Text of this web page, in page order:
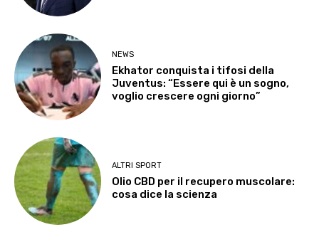
NEWS
Ekhator conquista i tifosi della
Juventus: “Essere qui è un sogno,
voglio crescere ogni giorno”
ALTRI SPORT
Olio CBD per il recupero muscolare:
cosa dice la scienza